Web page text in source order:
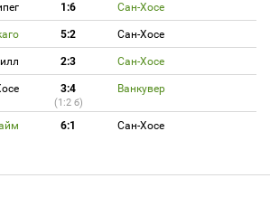
1:6 Сан-Хосе
5:2 Сан-Хосе
2:3 Сан-Хосе
3:4 Ванкувер
(1:2 б)
6:1 Сан-Хосе